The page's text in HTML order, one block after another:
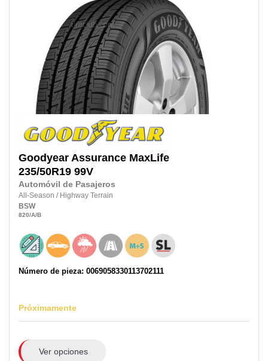
Goodyear Assurance MaxLife
235/50R19 99V
Automóvil de Pasajeros
All-Season / Highway Terrain
BSW
820/A/B
Número de pieza: 0069058330113702111
Próximamente
Ver opciones